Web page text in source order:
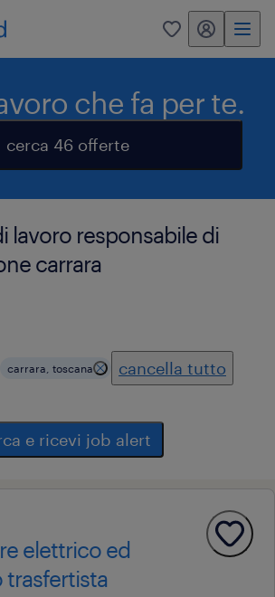
0 my randstad
che fa per te.
cerca 46 offerte
lavoro responsabile di
carrara
carrara, toscana cancella tutto
e ricevi job alert
elettrico ed